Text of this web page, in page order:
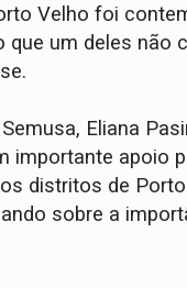
Velho foi
que um deles não
Eliana
importante apoio
distritos de
sobre a